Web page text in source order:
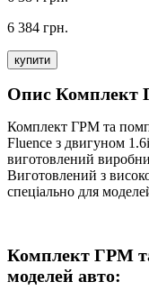
6 384 грн.
купити
Опис Комплект
Комплект ГРМ та
Fluence з двигуном
виготовлений
Виготовлений з
спеціально для
Комплект ГРМ
моделей авто: